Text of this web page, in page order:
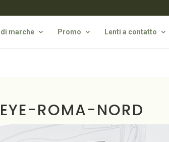
marche Promo Lenti a contatto
ROMA-NORD